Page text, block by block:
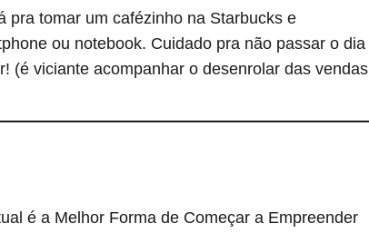
pra tomar um cafézinho na Starbucks e
ou notebook. Cuidado pra não passar o dia
(é viciante acompanhar o desenrolar das vendas